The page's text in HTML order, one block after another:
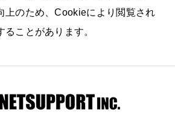
上のため、Cookieにより閲覧され
ことがあります。